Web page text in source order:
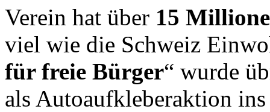
Verein hat über 15
viel wie die Schweiz
für freie Bürger“ wurde
als Autoaufkleberaktion